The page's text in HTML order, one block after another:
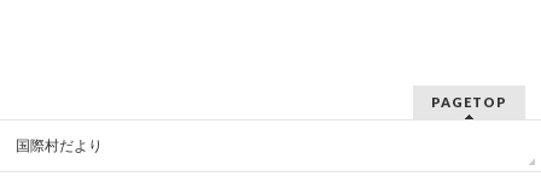
PAGETOP
国際村だより